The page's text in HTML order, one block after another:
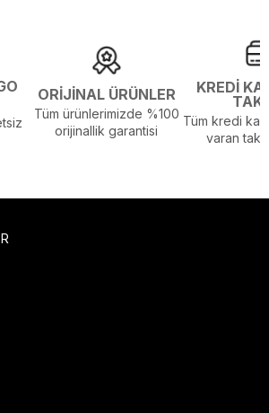
ORİJİNAL ÜRÜNLER
Tüm ürünlerimizde %100
orijinallik garantisi
KREDİ
Tüm kredi
varan